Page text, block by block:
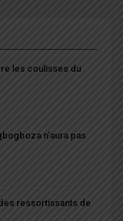
les coulisses du
n’aura pas
ressortissants de